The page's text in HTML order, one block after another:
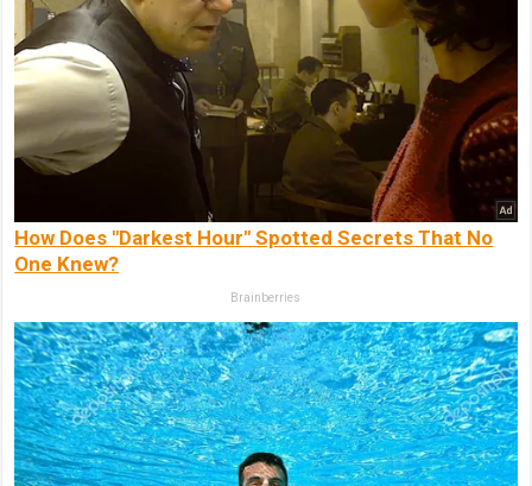
How Does "Darkest Hour" Spotted Secrets That No
One Knew?
Brainberries